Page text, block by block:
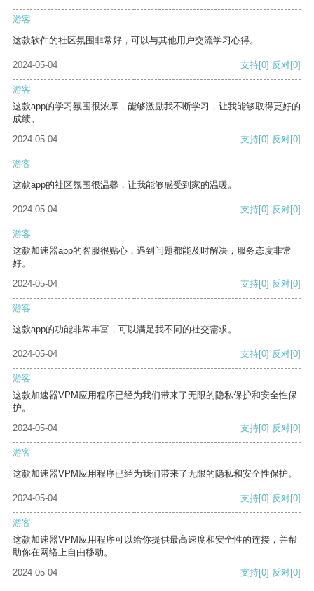
游客
这款软件的社区氛围非常好，可以与其他用户交流学习心得。
2024-05-04 支持[0] 反对[0]
游客
这款app的学习氛围很浓厚，能够激励我不断学习，让我能够取得更好的
成绩。
2024-05-04
支持[0] 反对[0]
游客
这款app的社区氛围很温馨，让我能够感受到家的温暖。
2024-05-04 支持[0] 反对[0]
游客
这款加速器app的客服很贴心，遇到问题都能及时解决，服务态度非常
好。
2024-05-04
支持[0] 反对[0]
游客
这款app的功能非常丰富，可以满足我不同的社交需求。
2024-05-04 支持[0] 反对[0]
游客
这款加速器VPM应用程序已经为我们带来了无限的隐私保护和安全性保
护。
2024-05-04
支持[0] 反对[0]
游客
这款加速器VPM应用程序已经为我们带来了无限的隐私和安全性保护。
2024-05-04 支持[0] 反对[0]
游客
这款加速器VPM应用程序可以给你提供最高速度和安全性的连接，并帮
助你在网络上自由移动。
2024-05-04
支持[0] 反对[0]